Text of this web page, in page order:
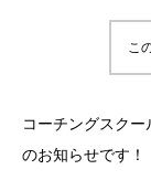
こ
コーチングスク
のお知らせです！